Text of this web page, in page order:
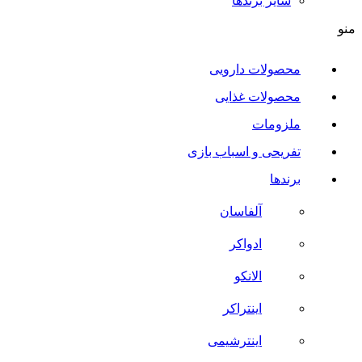
منو
محصولات دارویی
محصولات غذایی
ملزومات
تفریحی و اسباب بازی
برندها
آلفاسان
ادواکر
الانکو
اینتراکر
اینترشیمی